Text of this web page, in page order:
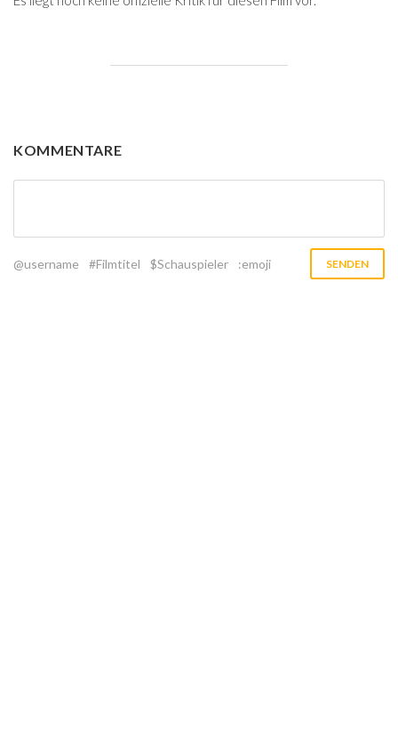
KOMMENTARE
@username #Filmtitel $Schauspieler :emoji